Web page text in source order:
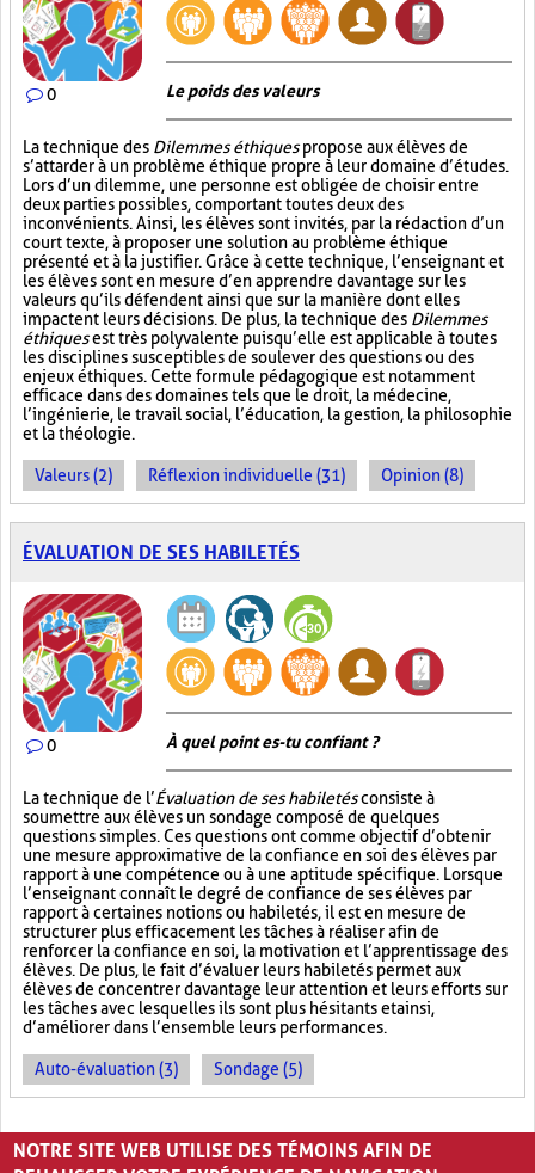
0 Le poids des valeurs
La technique des Dilemmes éthiquespropose aux élèves de
s’attarder à un problème éthique propre à leur domaine d’études.
Lors d’un dilemme, une personne est obligée de choisir entre
deux parties possibles, comportant toutes deux des
inconvénients. Ainsi, les élèves sont invités, par la rédaction d’un
court texte, à proposer une solution au problème éthique
présenté et à la justifier. Grâce à cette technique, l’enseignant et
les élèves sont en mesure d’en apprendre davantage sur les
valeurs qu’ils défendent ainsi que sur la manière dont elles
impactent leurs décisions. De plus, la technique des Dilemmes
éthiquesest très polyvalente puisqu’elle est applicable à toutes
les disciplines susceptibles de soulever des questions ou des
enjeux éthiques. Cette formule pédagogique est notamment
efficace dans des domaines tels que le droit, la médecine,
l’ingénierie, le travail social, l’éducation, la gestion, la philosophie
et la théologie.
Valeurs (2) Réflexion individuelle (31) Opinion (8)
ÉVALUATION DE SES HABILETÉS
0 À quel point es-tu confiant ?
La technique de l’Évaluation de ses habiletésconsiste à
soumettre aux élèves un sondage composé de quelques
questions simples. Ces questions ont comme objectif d’obtenir
une mesure approximative de la confiance en soi des élèves par
rapport à une compétence ou à une aptitude spécifique. Lorsque
l’enseignant connaît le degré de confiance de ses élèves par
rapport à certaines notions ou habiletés, il est en mesure de
structurer plus efficacement les tâches à réaliser afin de
renforcer la confiance en soi, la motivation et l’apprentissage des
élèves. De plus, le fait d’évaluer leurs habiletés permet aux
élèves de concentrer davantage leur attention et leurs efforts sur
les tâches avec lesquelles ils sont plus hésitants et ainsi,
d’améliorer dans l’ensemble leurs performances.
Auto-évaluation (3) Sondage (5)
PAGES
« ‹ 1 2 3 4 5 › »
NOTRE SITE WEB UTILISE DES TÉMOINS AFIN DE